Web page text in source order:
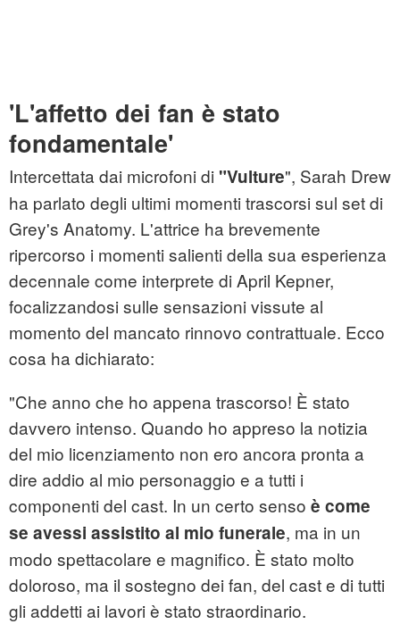
'L'affetto dei fan è stato
fondamentale'
Intercettata dai microfoni di "Vulture", Sarah Drew
ha parlato degli ultimi momenti trascorsi sul set di
Grey's Anatomy. L'attrice ha brevemente
ripercorso i momenti salienti della sua esperienza
decennale come interprete di April Kepner,
focalizzandosi sulle sensazioni vissute al
momento del mancato rinnovo contrattuale. Ecco
cosa ha dichiarato:
"Che anno che ho appena trascorso! È stato
davvero intenso. Quando ho appreso la notizia
del mio licenziamento non ero ancora pronta a
dire addio al mio personaggio e a tutti i
componenti del cast. In un certo senso è come
se avessi assistito al mio funerale, ma in un
modo spettacolare e magnifico. È stato molto
doloroso, ma il sostegno dei fan, del cast e di tutti
gli addetti ai lavori è stato straordinario.